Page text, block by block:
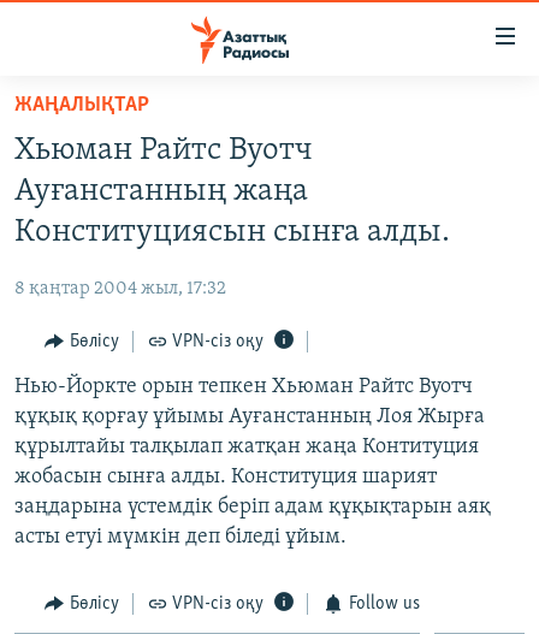
Skip
main
content
Skip
to
main
Navigation
Search
AZATTYQTV
АДАМ ҚҰҚЫҚТАРЫ
ӘЛЕУМЕТ
ӘЛЕМ
АРНАЙЫ ЖОБАЛАР
ЖАҢАЛЫҚТАР
Хьюман Райтс Вуотч
Ауғанстанның жаңа
Конституциясын сынға алды.
8 қаңтар 2004 жыл, 17:32
Бөлісу VPN-сіз оқу
Нью-Йоркте орын тепкен Хьюман Райтс Вуотч
құқық қорғау ұйымы Ауғанстанның Лоя Жырға
құрылтайы талқылап жатқан жаңа Контитуция
жобасын сынға алды. Конституция шарият
заңдарына үстемдік беріп адам құқықтарын аяқ
асты етуі мүмкін деп біледі ұйым.
Бөлісу VPN-сіз оқу Follow us